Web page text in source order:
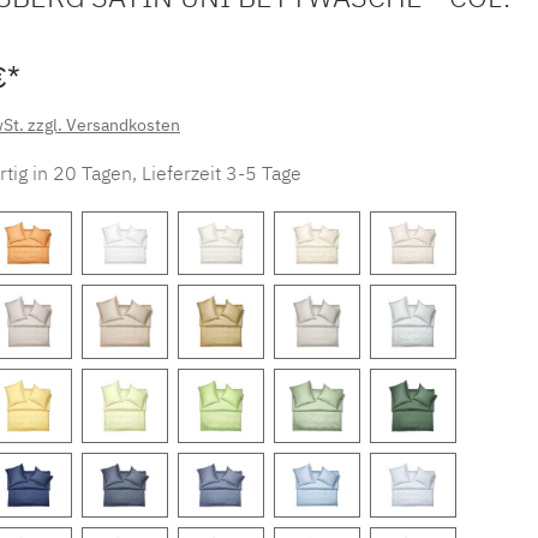
zzgl. Versandkosten
in 20 Tagen, Lieferzeit 3-5 Tage